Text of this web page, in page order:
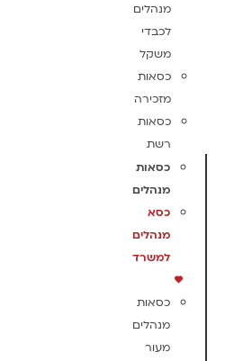
מנהלים
לכבדי
משקל
כסאות
מזכירה
כסאות
רשת
כסאות
מנהלים
כסא
מנהלים
למשרד
כסאות
מנהלים
מעור